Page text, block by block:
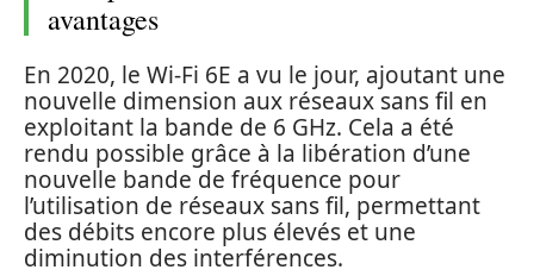
avantages
En 2020, le Wi-Fi 6E a vu le jour, ajoutant une
nouvelle dimension aux réseaux sans fil en
exploitant la bande de 6 GHz. Cela a été
rendu possible grâce à la libération d’une
nouvelle bande de fréquence pour
l’utilisation de réseaux sans fil, permettant
des débits encore plus élevés et une
diminution des interférences.